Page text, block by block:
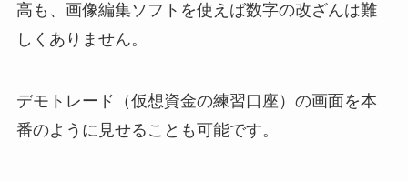
高も、画像編集ソフトを使えば数字の改ざんは難
しくありません。
デモトレード（仮想資金の練習口座）の画面を本
番のように見せることも可能です。